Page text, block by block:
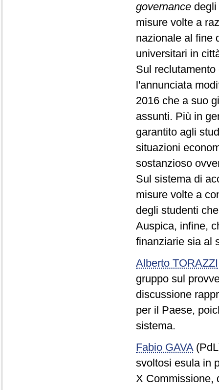
governance
misure volte a
nazionale al fine
universitari in
Sul
l'annunciata
2016 che a suo
assunti. Più in
garantito agli
situazioni
sostanzioso
Sul sistema di
misure volte a
degli studenti
Auspica, infine,
finanziarie sia al
Alberto TORAZZI
gruppo sul
discussione
per il Paese,
sistema.
Fabio GAVA
svoltosi esula in
X Commissione,